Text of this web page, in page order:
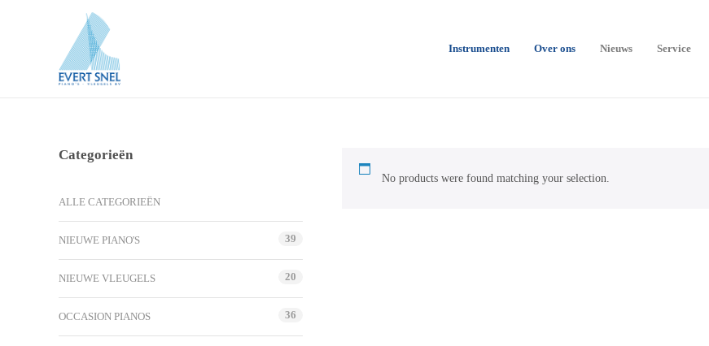
Instrumenten Over ons Nieuws Service
No products were found matching your selection.
Categorieën
ALLE CATEGORIEËN
NIEUWE PIANO'S 39
NIEUWE VLEUGELS 20
OCCASION PIANOS 36